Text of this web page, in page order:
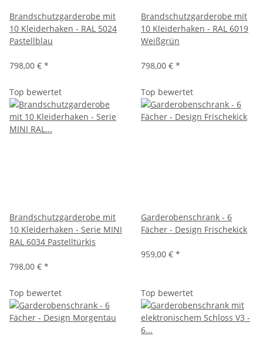
Brandschutzgarderobe mit
10 Kleiderhaken - RAL 5024
Pastellblau
798,00 € *
Brandschutzgarderobe mit
10 Kleiderhaken - RAL 6019
Weißgrün
798,00 € *
Top bewertet
Brandschutzgarderobe mit
10 Kleiderhaken - Serie MINI
RAL 6034 Pastelltürkis
798,00 € *
Top bewertet
Garderobenschrank - 6
Fächer - Design Frischekick
959,00 € *
Top bewertet Top bewertet